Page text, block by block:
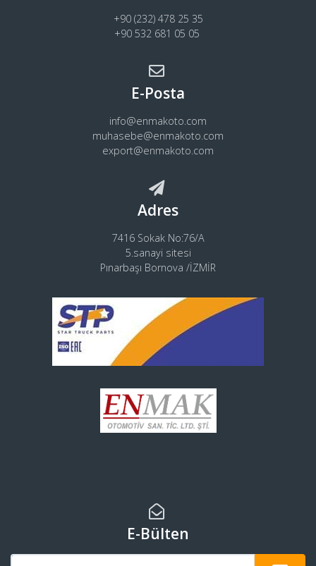
+90 (232) 478 25 35
+90 532 681 05 05
E-Posta
info@enmakoto.com
muhasebe@enmakoto.com
export@enmakoto.com
Adres
7416 Sokak No:76/A
5.sanayi sitesi
Pınarbaşı Bornova /İZMİR
E-Bülten